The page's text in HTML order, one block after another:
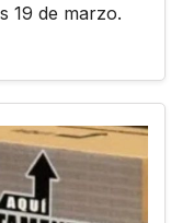
19 de marzo.